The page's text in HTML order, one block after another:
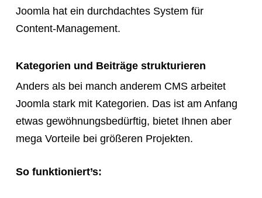
Joomla hat ein durchdachtes System für
Content-Management.
Kategorien und Beiträge strukturieren
Anders als bei manch anderem CMS arbeitet
Joomla stark mit Kategorien. Das ist am Anfang
etwas gewöhnungsbedürftig, bietet Ihnen aber
mega Vorteile bei größeren Projekten.
So funktioniert’s: